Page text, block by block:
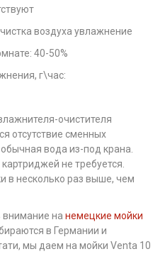
воздуха увлажнение
40-50%
г\час:
очистителя
отсутствие сменных
вода из-под крана.
не требуется.
в несколько раз выше, чем
на немецкие мойки
в Германии и
мы даем на мойки Venta 10